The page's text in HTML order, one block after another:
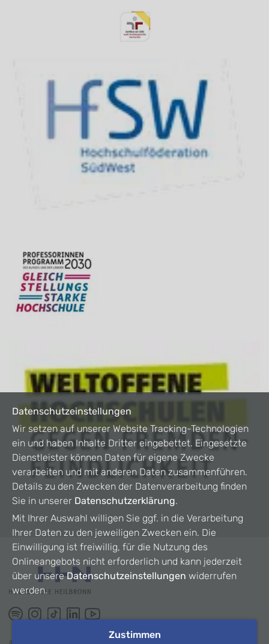
Datenschutzeinstellungen
Wir setzen auf unserer Website Tracking-Technologien
ein und haben Inhalte Dritter eingebettet. Eingesetzte
Dienstleister können Daten für eigene Zwecke
verarbeiten und mit anderen Daten zusammenführen.
Details zu den Zwecken der Datenverarbeitung finden
Sie in unserer Datenschutzerklärung.
Mit Ihrer Auswahl willigen Sie ggf. in die Verarbeitung
Ihrer Daten zu den jeweiligen Zwecken ein. Die
Einwilligung ist freiwillig, für die Nutzung des
Onlineangebots nicht erforderlich und kann jederzeit
über unsereDatenschutzeinstellungen widerrufen
werden.
Zustimmen